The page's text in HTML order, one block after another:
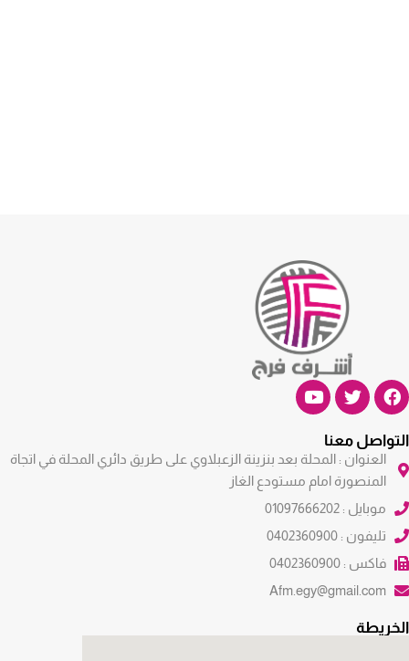
التواصل معنا
العنوان : المحلة بعد بنزينة الزعبلاوي على طريق دائري المحلة في اتجاة
المنصورة امام مستودع الغاز
موبايل : 01097666202
تليفون : 0402360900
فاكس : 0402360900
Afm.egy@gmail.com
الخريطة